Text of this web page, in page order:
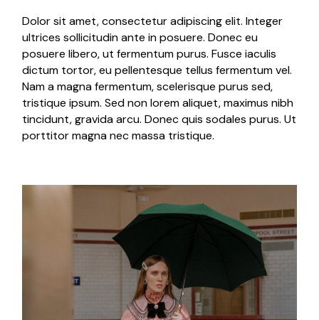
Dolor sit amet, consectetur adipiscing elit. Integer
ultrices sollicitudin ante in posuere. Donec eu
posuere libero, ut fermentum purus. Fusce iaculis
dictum tortor, eu pellentesque tellus fermentum vel.
Nam a magna fermentum, scelerisque purus sed,
tristique ipsum. Sed non lorem aliquet, maximus nibh
tincidunt, gravida arcu. Donec quis sodales purus. Ut
porttitor magna nec massa tristique.